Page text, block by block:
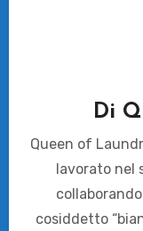
Di
Queen of
lavorato
cosiddetto